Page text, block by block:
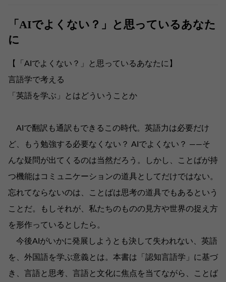
「AIでよくない？」と思っているあなた
に
【「AIでよくない？」と思っているあなたに】
言語学で考える
「英語を学ぶ」とはどういうことか
AIで翻訳も通訳もできるこの時代。英語力は必要だけ
ど、もう勉強する必要なくない？ AIでよくない？ ――そ
んな疑問が出てくるのは当然だろう。しかし、ことばが持
つ機能はコミュニケーションの道具としてだけではない。
忘れてならないのは、ことばは思考の道具でもあるという
ことだ。もしそれが、私たちのものの見方や世界の捉え方
を形作っているとしたら。
今後AIがいかに発展しようとも決して失われない、英語
を、外国語を学ぶ意義とは。本書は「認知言語学」に基づ
き、言語と思考、言語と文化に焦点を当てながら、ことば